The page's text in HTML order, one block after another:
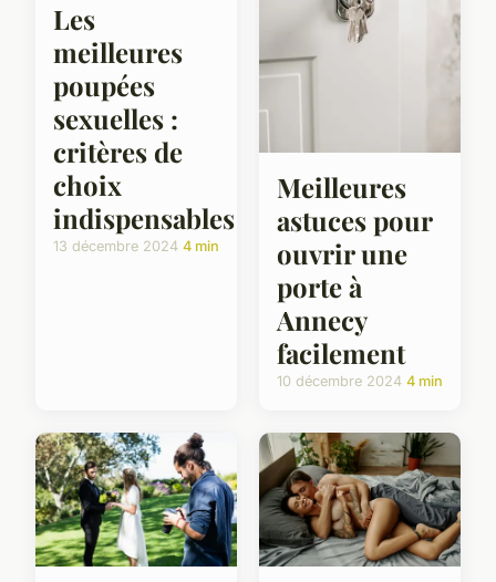
Les
meilleures
poupées
sexuelles :
critères de
choix
indispensables
13 décembre 2024 4 min
Meilleures
astuces pour
ouvrir une
porte à
Annecy
facilement
10 décembre 2024 4 min